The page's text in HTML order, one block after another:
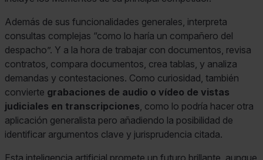
Además de sus funcionalidades generales, interpreta
consultas complejas “como lo haría un compañero del
despacho”. Y a la hora de trabajar con documentos, revisa
contratos, compara documentos, crea tablas, y analiza
demandas y contestaciones. Como curiosidad, también
convierte grabaciones de audio o vídeo de vistas
judiciales en transcripciones , como lo podría hacer otra
aplicación generalista pero añadiendo la posibilidad de
identificar argumentos clave y jurisprudencia citada.
Esta inteligencia artificial promete un futuro brillante, aunque